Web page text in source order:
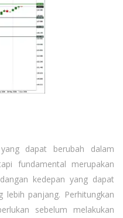
dapat berubah dalam
fundamental merupakan
kedepan yang dapat
panjang. Perhitungkan
sebelum melakukan